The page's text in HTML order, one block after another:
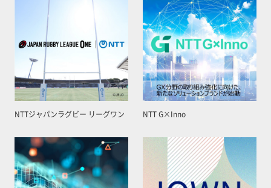
NTTジャパンラグビー リーグワン NTT G×Inno